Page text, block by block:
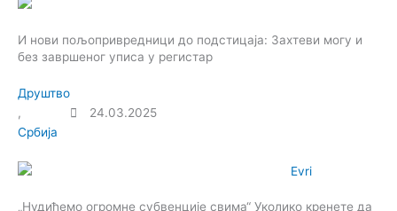
И нови пољопривредници до подстицаја: Захтеви могу и
без завршеног уписа у регистар
Друштво
,
Србија
24.03.2025
„Нудићемо огромне субвенције свима“ Уколико кренете да